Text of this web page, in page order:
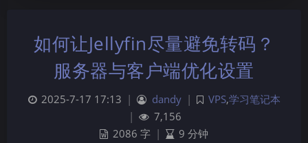
如何让Jellyfin尽量避免转码？
服务器与客户端优化设置
2025-7-17 17:13 dandy VPS,学习笔记本
7,156
2086 字
9 分钟